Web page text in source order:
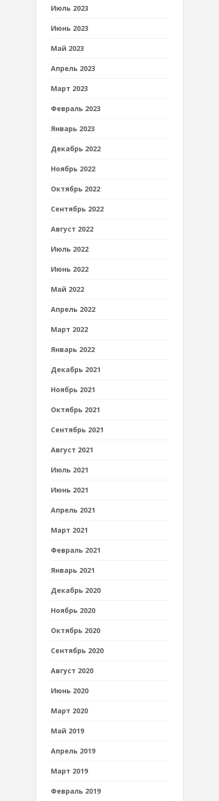
Июль 2023
Июнь 2023
Май 2023
Апрель 2023
Март 2023
Февраль 2023
Январь 2023
Декабрь 2022
Ноябрь 2022
Октябрь 2022
Сентябрь 2022
Август 2022
Июль 2022
Июнь 2022
Май 2022
Апрель 2022
Март 2022
Январь 2022
Декабрь 2021
Ноябрь 2021
Октябрь 2021
Сентябрь 2021
Август 2021
Июль 2021
Июнь 2021
Апрель 2021
Март 2021
Февраль 2021
Январь 2021
Декабрь 2020
Ноябрь 2020
Октябрь 2020
Сентябрь 2020
Август 2020
Июнь 2020
Март 2020
Май 2019
Апрель 2019
Март 2019
Февраль 2019